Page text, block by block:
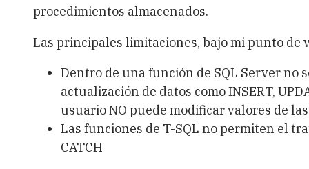
procedimientos almacenados.
Las principales limitaciones, bajo mi punto de
Dentro de una función de SQL Server no
actualización de datos como INSERT,
usuario NO puede modificar valores de
Las funciones de T-SQL no permiten el
CATCH